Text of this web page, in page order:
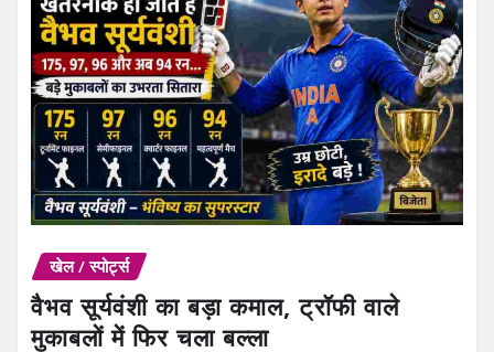
खेल / स्पोर्ट्स
वैभव सूर्यवंशी का बड़ा कमाल, ट्रॉफी वाले
मुकाबलों में फिर चला बल्ला